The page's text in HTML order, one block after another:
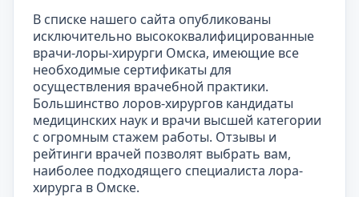
В списке нашего сайта опубликованы
исключительно высококвалифицированные
врачи-лоры-хирурги Омска, имеющие все
необходимые сертификаты для
осуществления врачебной практики.
Большинство лоров-хирургов кандидаты
медицинских наук и врачи высшей категории
с огромным стажем работы. Отзывы и
рейтинги врачей позволят выбрать вам,
наиболее подходящего специалиста лора-
хирурга в Омске.